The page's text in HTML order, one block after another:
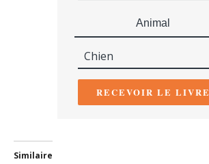
Animal
RECEVOIR LE LIVRE
Similaire